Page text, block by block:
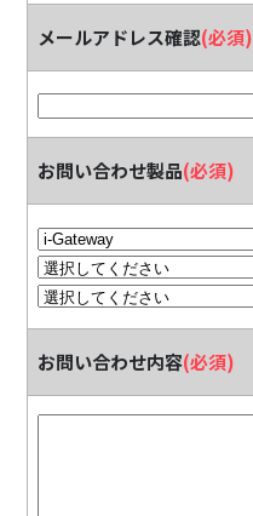
メールアドレス確認(必須)
お問い合わせ製品(必須)
お問い合わせ内容(必須)